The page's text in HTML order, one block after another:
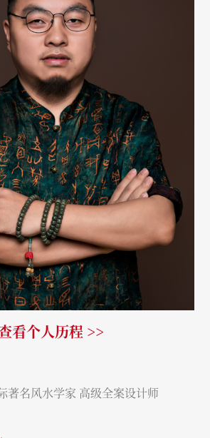
看个人历程 >>
著名风水学家 高级全案设计师